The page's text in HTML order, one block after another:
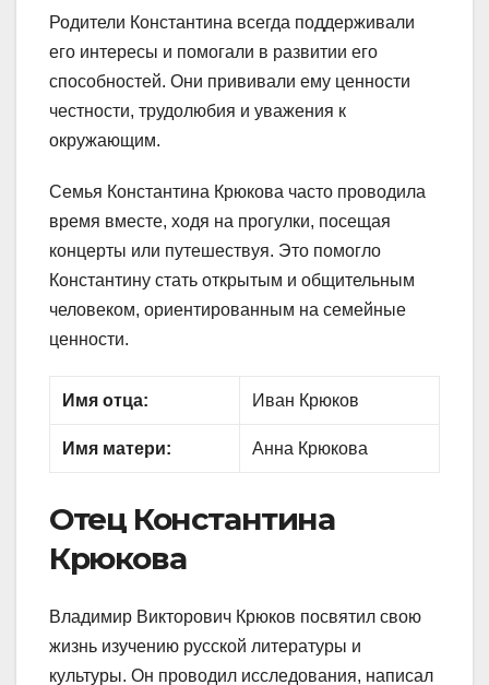
Родители Константина всегда поддерживали
его интересы и помогали в развитии его
способностей. Они прививали ему ценности
честности, трудолюбия и уважения к
окружающим.
Семья Константина Крюкова часто проводила
время вместе, ходя на прогулки, посещая
концерты или путешествуя. Это помогло
Константину стать открытым и общительным
человеком, ориентированным на семейные
ценности.
Имя отца: Иван Крюков
Имя матери: Анна Крюкова
Отец Константина
Крюкова
Владимир Викторович Крюков посвятил свою
жизнь изучению русской литературы и
культуры. Он проводил исследования, написал